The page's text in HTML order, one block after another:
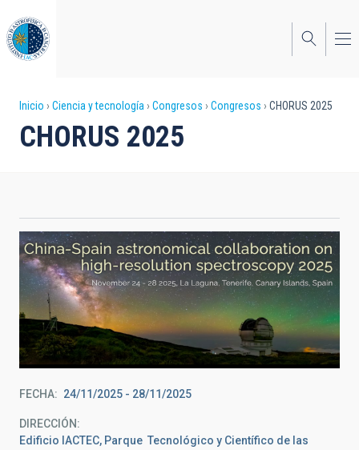
al
contenido
principal
Sobrescribir
enlaces
a
la
navegación
Inicio Ciencia y tecnología Congresos Congresos CHORUS 2025
CHORUS 2025
FECHA 24/11/2025 - 28/11/2025
DIRECCIÓN
Edificio IACTEC, Parque Tecnológico y Científico de las